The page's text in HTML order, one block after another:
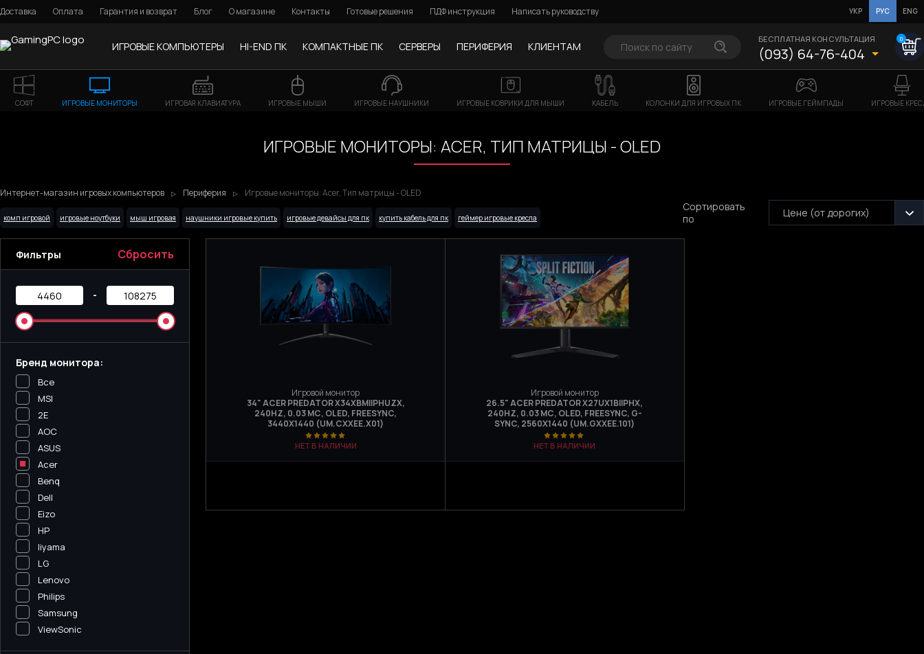
Доставка Оплата Гарантия и возврат Блог О магазине Контакты Готовые решения ПДФ инструкция Написать руководству УКР РУС ENG
ИГРОВЫЕ КОМПЬЮТЕРЫ HI-END ПК КОМПАКТНЫЕ ПК СЕРВЕРЫ ПЕРИФЕРИЯ КЛИЕНТАМ
БЕСПЛАТНАЯ КОНСУЛЬТАЦИЯ
(093) 64-76-404
0
СОФТ ИГРОВЫЕ МОНИТОРЫ ИГРОВАЯ КЛАВИАТУРА ИГРОВЫЕ МЫШИ ИГРОВЫЕ НАУШНИКИ ИГРОВЫЕ КОВРИКИ ДЛЯ МЫШИ КАБЕЛЬ КОЛОНКИ ДЛЯ ИГРОВЫХ ПК ИГРОВЫЕ ГЕЙМПАДЫ ИГРОВЫЕ
ИГРОВЫЕ МОНИТОРЫ: ACER, ТИП МАТРИЦЫ - OLED
Интернет-магазин игровых компьютеров Периферия Игровые мониторы: Acer, Тип матрицы - OLED
комп игровой игровые ноутбуки мыш игровая наушники игровые купить игровые девайсы для пк купить кабель для пк геймер игровые кресла
Сортировать
по
Цене (от дорогих)
Фильтры Сбросить
-
Бренд монитора:
Все
MSI
2E
AOC
ASUS
Acer
Benq
Dell
Eizo
HP
Iiyama
LG
Lenovo
Philips
Samsung
ViewSonic
Игровой монитор
34" ACER PREDATOR X34XBMIIPHUZX,
240HZ, 0.03 МС, OLED, FREESYNC,
3440Х1440 (UM.CXXEE.X01)
НЕТ В НАЛИЧИИ
Игровой монитор
26.5" ACER PREDATOR X27UX1BIIPHX,
240HZ, 0.03 МС, OLED, FREESYNC, G-
SYNC, 2560Х1440 (UM.GXXEE.101)
НЕТ В НАЛИЧИИ